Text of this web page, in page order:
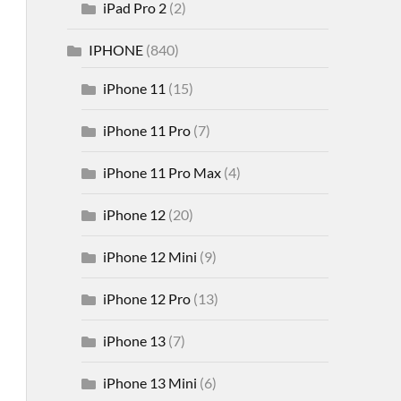
iPad Pro 2(2)
IPHONE(840)
iPhone 11 (15)
iPhone 11 Pro(7)
iPhone 11 Pro Max(4)
iPhone 12(20)
iPhone 12 Mini (9)
iPhone 12 Pro(13)
iPhone 13(7)
iPhone 13 Mini (6)